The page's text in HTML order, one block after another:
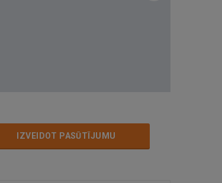
IZVEIDOT PASŪTĪJUMU